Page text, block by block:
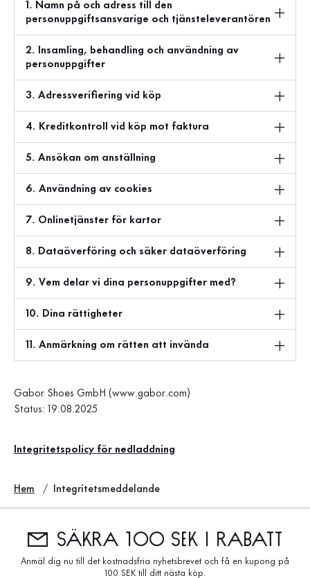
1. Namn på och adress till den
personuppgiftsansvarige och tjänsteleverantören
2. Insamling, behandling och användning av
personuppgifter
3. Adressverifiering vid köp
4. Kreditkontroll vid köp mot faktura
5. Ansökan om anställning
6. Användning av cookies
7. Onlinetjänster för kartor
8. Dataöverföring och säker dataöverföring
9. Vem delar vi dina personuppgifter med?
10. Dina rättigheter
11. Anmärkning om rätten att invända
Gabor Shoes GmbH (www.gabor.com)
Status: 19.08.2025
Integritetspolicy för nedladdning
Hem Integritetsmeddelande
Säkra 100 SEK i rabatt
Anmäl dig nu till det kostnadsfria nyhetsbrevet och få en kupong på
100 SEK till ditt nästa köp.